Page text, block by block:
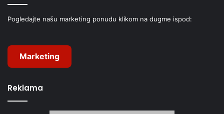
Pogledajte našu marketing ponudu klikom na dugme ispod:
Marketing
Reklama